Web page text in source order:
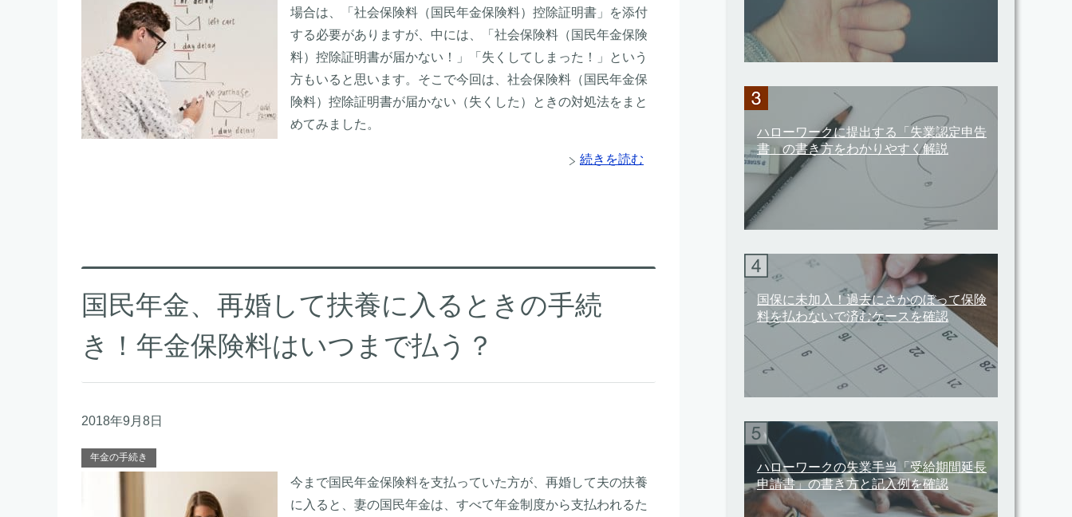
場合は、「社会保険料（国民年金保険料）控除証明書」を添付
する必要がありますが、中には、「社会保険料（国民年金保険
料）控除証明書が届かない！」「失くしてしまった！」という
方もいると思います。そこで今回は、社会保険料（国民年金保
険料）控除証明書が届かない（失くした）ときの対処法をまと
めてみました。
続きを読む
国民年金、再婚して扶養に入るときの手続
き！年金保険料はいつまで払う？
2018年9月8日
年金の手続き
今まで国民年金保険料を支払っていた方が、再婚して夫の扶養
に入ると、妻の国民年金は、すべて年金制度から支払われるた
ハローワークに提出する「失業認定申告
書」の書き方をわかりやすく解説
国保に未加入！過去にさかのぼって保険
料を払わないで済むケースを確認
ハローワークの失業手当「受給期間延長
申請書」の書き方と記入例を確認